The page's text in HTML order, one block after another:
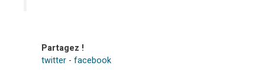
Partagez !
twitter - facebook